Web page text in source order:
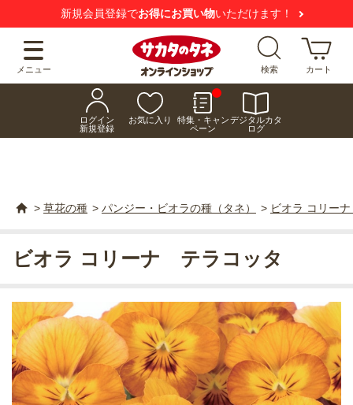
新規会員登録でお得にお買い物いただけます！
メニュー 検索 カート
ログイン
新規登録
お気に入り
特集・キャン
ペーン
デジタルカタ
ログ
> 草花の種 > パンジー・ビオラの種（タネ） > ビオラ コリー
ビオラ コリーナ テラコッタ